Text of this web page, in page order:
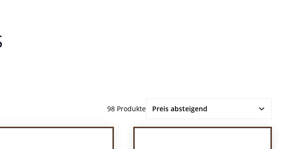
98 Produkte